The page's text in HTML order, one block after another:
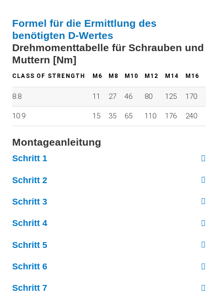
Formel für die Ermittlung des
benötigten D-Wertes
Drehmomenttabelle für Schrauben und
Muttern [Nm]
CLASS OF STRENGTH M6 M8 M10 M12 M14 M16
8.8 11 27 46 80 125 170
10.9 15 35 65 110 176 240
Montageanleitung
Schritt 1
Schritt 2
Schritt 3
Schritt 4
Schritt 5
Schritt 6
Schritt 7